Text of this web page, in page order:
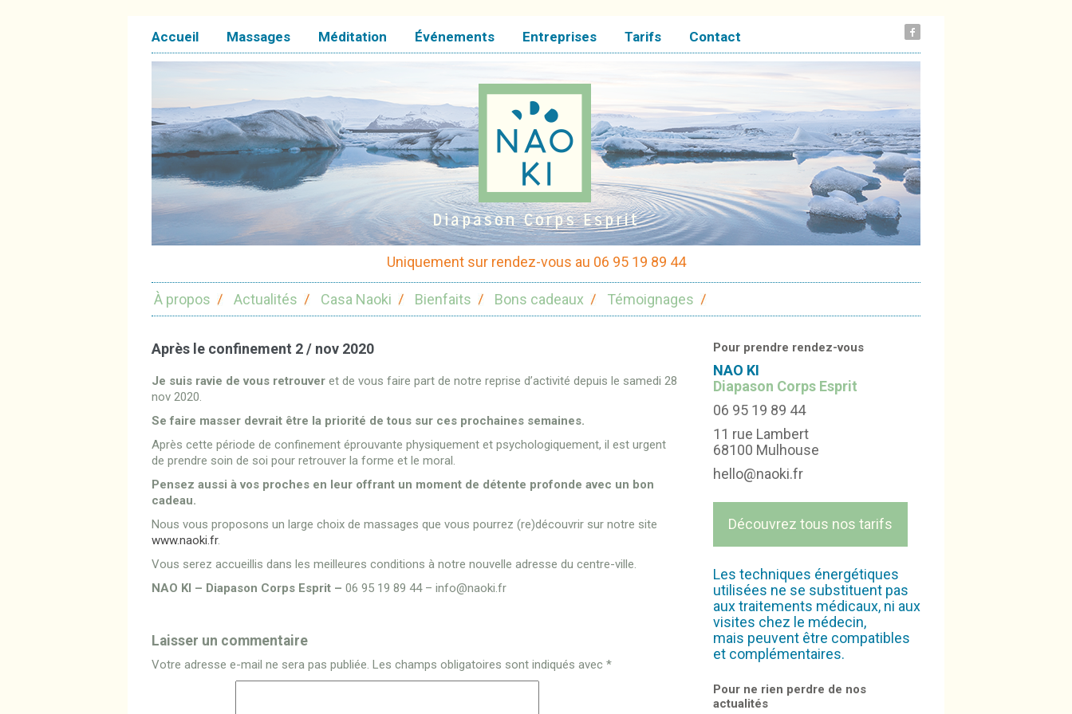
Accueil Massages Méditation Événements Entreprises Tarifs Contact
Uniquement sur rendez-vous au 06 95 19 89 44
À propos Actualités Casa Naoki Bienfaits Bons cadeaux Témoignages
Après le confinement 2 / nov 2020
Je suis ravie de vous retrouver et de vous faire part de notre reprise d’activité depuis le samedi 28
nov 2020.
Se faire masser devrait être la priorité de tous sur ces prochaines semaines.
Après cette période de confinement éprouvante physiquement et psychologiquement, il est urgent
de prendre soin de soi pour retrouver la forme et le moral.
Pensez aussi à vos proches en leur offrant un moment de détente profonde avec un bon
cadeau.
Nous vous proposons un large choix de massages que vous pourrez (re)découvrir sur notre site
www.naoki.fr.
Vous serez accueillis dans les meilleures conditions à notre nouvelle adresse du centre-ville.
NAO KI – Diapason Corps Esprit – 06 95 19 89 44 – info@naoki.fr
Laisser un commentaire
Votre adresse e-mail ne sera pas publiée. Les champs obligatoires sont indiqués avec *
Pour prendre rendez-vous
NAO KI
Diapason Corps Esprit
06 95 19 89 44
11 rue Lambert
68100 Mulhouse
hello@naoki.fr
Découvrez tous nos tarifs
Les techniques énergétiques
utilisées ne se substituent pas
aux traitements médicaux, ni aux
visites chez le médecin,
mais peuvent être compatibles
et complémentaires.
Pour ne rien perdre de nos
actualités